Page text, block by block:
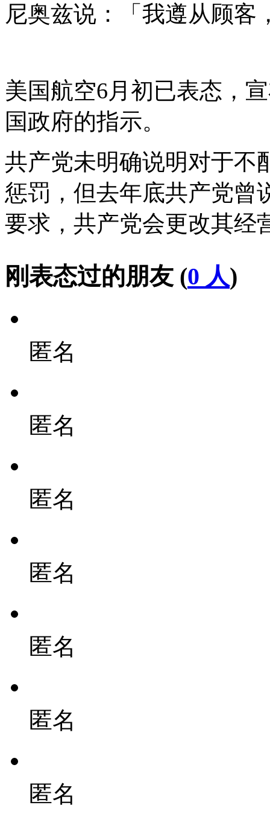
尼奥兹说：「我遵从顾客
美国航空6月初已表态，
国政府的指示。
共产党未明确说明对于不
惩罚，但去年底共产党曾
要求，共产党会更改其经
刚表态过的朋友 (0 人)
匿名
匿名
匿名
匿名
匿名
匿名
匿名